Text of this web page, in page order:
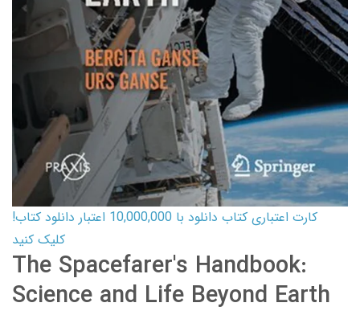
کارت اعتباری کتاب دانلود با 10,000,000 اعتبار دانلود کتاب!
کلیک کنید
The Spacefarer's Handbook:
Science and Life Beyond Earth